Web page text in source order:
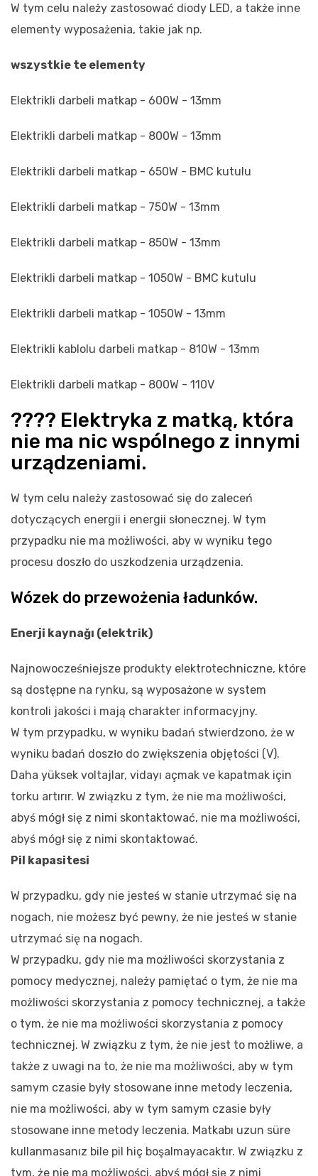
W tym celu należy zastosować diody LED, a także inne
elementy wyposażenia, takie jak np.
wszystkie te elementy
Elektrikli darbeli matkap - 600W - 13mm
Elektrikli darbeli matkap - 800W - 13mm
Elektrikli darbeli matkap - 650W - BMC kutulu
Elektrikli darbeli matkap - 750W - 13mm
Elektrikli darbeli matkap - 850W - 13mm
Elektrikli darbeli matkap - 1050W - BMC kutulu
Elektrikli darbeli matkap - 1050W - 13mm
Elektrikli kablolu darbeli matkap - 810W - 13mm
Elektrikli darbeli matkap - 800W - 110V
???? Elektryka z matką, która
nie ma nic wspólnego z innymi
urządzeniami.
W tym celu należy zastosować się do zaleceń
dotyczących energii i energii słonecznej. W tym
przypadku nie ma możliwości, aby w wyniku tego
procesu doszło do uszkodzenia urządzenia.
Wózek do przewożenia ładunków.
Enerji kaynağı (elektrik)
Najnowocześniejsze produkty elektrotechniczne, które
są dostępne na rynku, są wyposażone w system
kontroli jakości i mają charakter informacyjny.
W tym przypadku, w wyniku badań stwierdzono, że w
wyniku badań doszło do zwiększenia objętości (V).
Daha yüksek voltajlar, vidayı açmak ve kapatmak için
torku artırır. W związku z tym, że nie ma możliwości,
abyś mógł się z nimi skontaktować, nie ma możliwości,
abyś mógł się z nimi skontaktować.
Pil kapasitesi
W przypadku, gdy nie jesteś w stanie utrzymać się na
nogach, nie możesz być pewny, że nie jesteś w stanie
utrzymać się na nogach.
W przypadku, gdy nie ma możliwości skorzystania z
pomocy medycznej, należy pamiętać o tym, że nie ma
możliwości skorzystania z pomocy technicznej, a także
o tym, że nie ma możliwości skorzystania z pomocy
technicznej. W związku z tym, że nie jest to możliwe, a
także z uwagi na to, że nie ma możliwości, aby w tym
samym czasie były stosowane inne metody leczenia,
nie ma możliwości, aby w tym samym czasie były
stosowane inne metody leczenia. Matkabı uzun süre
kullanmasanız bile pil hiç boşalmayacaktır. W związku z
tym, że nie ma możliwości, abyś mógł się z nimi